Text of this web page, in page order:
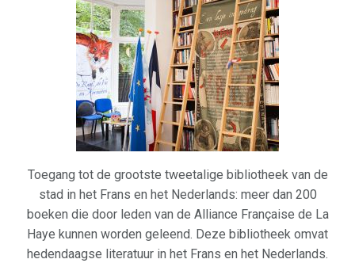
Toegang tot de grootste tweetalige bibliotheek van de
stad in het Frans en het Nederlands: meer dan 200
boeken die door leden van de Alliance Française de La
Haye kunnen worden geleend. Deze bibliotheek omvat
hedendaagse literatuur in het Frans en het Nederlands.